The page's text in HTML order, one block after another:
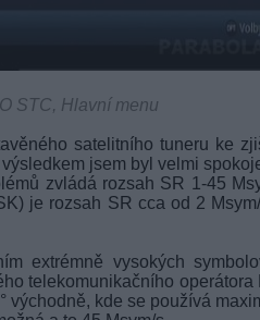
STC, Hlavní menu
satelitního tuneru ke
jsem byl velmi
zvládá rozsah SR 1-45
je rozsah SR cca od 2
extrémně vysokých
telekomunikačního operátora
východně, kde se používá